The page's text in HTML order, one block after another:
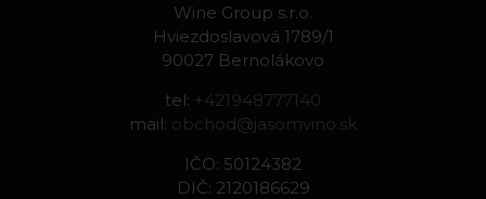
Wine Group s.r.o.
Hviezdoslavová 1789/1
90027 Bernolákovo
tel: +421948777140
mail: obchod@jasomvino.sk
IČO: 50124382
DIČ: 2120186629